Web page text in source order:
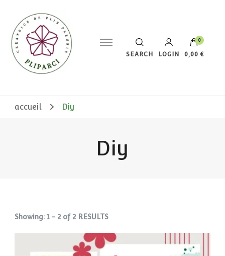
SEARCH LOGIN
0
0,00 €
accueil Diy
Diy
Showing: 1 - 2 of 2 RESULTS